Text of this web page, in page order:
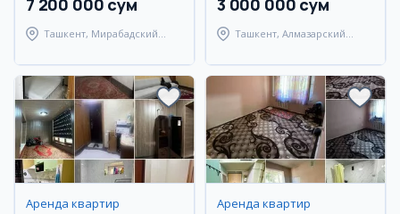
7 200 000 сум
Ташкент, Мирабадский
3 000 000 сум
Ташкент, Алмазарский
Аренда квартир Аренда квартир